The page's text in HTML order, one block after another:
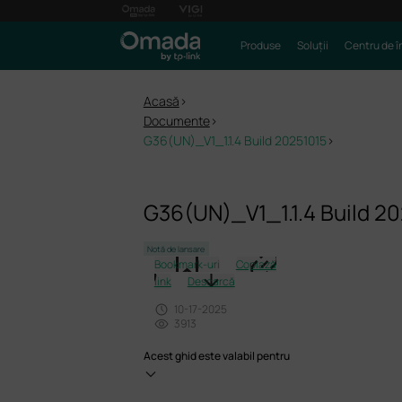
Produse Soluții Centru de
Acasă >
Documente>
G36(UN)_V1_1.1.4 Build 20251015 >
G36(UN)_V1_1.1.4 Build
Notă de lansare
Bookmark-uri
Copiază
link
Descarcă
10-17-2025
3913
Acest ghid este valabil pentru